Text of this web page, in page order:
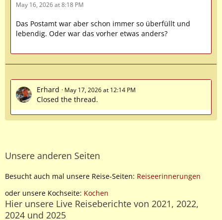
May 16, 2026 at 8:18 PM
Das Postamt war aber schon immer so überfüllt und
lebendig. Oder war das vorher etwas anders?
Erhard May 17, 2026 at 12:14 PM
Closed the thread.
Unsere anderen Seiten
Besucht auch mal unsere Reise-Seiten: Reiseerinnerungen
oder unsere Kochseite: Kochen
Hier unsere Live Reiseberichte von 2021, 2022,
2024 und 2025